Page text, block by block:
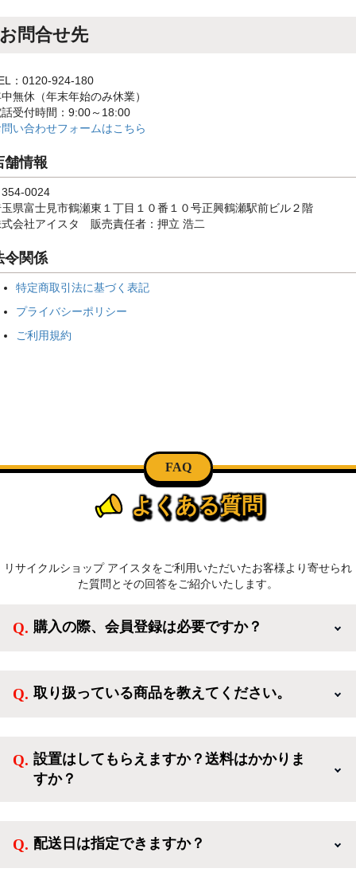
お問合せ先
：0120-924-180
無休（年末年始のみ休業）
受付時間：9:00～18:00
い合わせフォームはこちら
舗情報
0024
県富士見市鶴瀬東１丁目１０番１０号正興鶴瀬駅前ビル２階
会社アイスタ 販売責任者：押立 浩二
令関係
特定商取引法に基づく表記
プライバシーポリシー
ご利用規約
FAQ
よくある質問
リサイクルショップ アイスタをご利用いただいたお客様より寄せられ
た質問とその回答をご紹介いたします。
購入の際、会員登録は必要ですか？
方、登録しなくてもカートに商品を入れた後、ログイ
取り扱っている商品を教えてください。
活を応援するような家電セットから、季節・空調家
電、調理家電、生活家電まで、幅広く中古家電を取り
設置はしてもらえますか？送料はかかりま
すか？
神奈川・千葉)において自社配送を選択いただくこと
配送日は指定できますか？